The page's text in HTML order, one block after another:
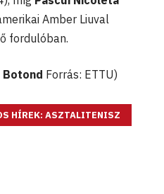
Amber Liuval
fordulóban.
Botond Forrás: ETTU)
HÍREK: ASZTALITENISZ